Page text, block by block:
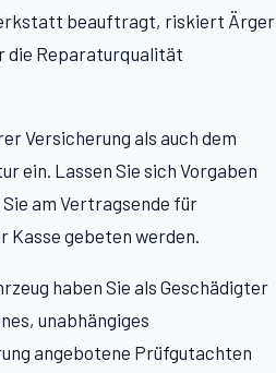
beauftragt, riskiert Ärger
die Reparaturqualität
Versicherung als auch dem
ein. Lassen Sie sich Vorgaben
am Vertragsende für
gebeten werden.
haben Sie als Geschädigter
unabhängiges
angebotene Prüfgutachten